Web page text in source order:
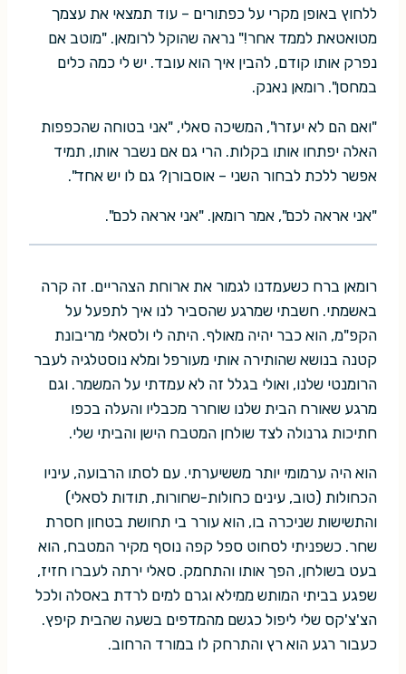
ללחוץ באופן מקרי על כפתורים – עוד תמצאי את עצמך
מטואטאת לממד אחר!" נראה שהוקל לרומאן. "מוטב אם
נפרק אותו קודם, להבין איך הוא עובד. יש לי כמה כלים
במחסן". רומאן נאנק.
"ואם הם לא יעזרו", המשיכה סאלי, "אני בטוחה שהכפפות
האלה יפתחו אותו בקלות. הרי גם אם נשבר אותו, תמיד
אפשר ללכת לבחור השני – אוסבורן? גם לו יש אחד".
"אני אראה לכם", אמר רומאן. "אני אראה לכם".
רומאן ברח כשעמדנו לגמור את ארוחת הצהריים. זה קרה
באשמתי. חשבתי שמרגע שהסביר לנו איך לתפעל על
הקפ"מ, הוא כבר יהיה מאולף. היתה לי ולסאלי מריבונת
קטנה בנושא שהותירה אותי מעורפל ומלא נוסטלגיה לעבר
הרומנטי שלנו, ואולי בגלל זה לא עמדתי על המשמר. וגם
מרגע שאורח הבית שלנו שוחרר מכבליו והעלה בכפו
חתיכות גרנולה לצד שולחן המטבח הישן והביתי שלי.
הוא היה ערמומי יותר מששיערתי. עם לסתו הרבועה, עיניו
הכחולות (טוב, עינים כחולות-שחורות, תודות לסאלי)
והתשישות שניכרה בו, הוא עורר בי תחושת בטחון חסרת
שחר. כשפניתי לסחוט ספל קפה נוסף מקיר המטבח, הוא
בעט בשולחן, הפך אותו והתחמק. סאלי ירתה לעברו חזיז,
שפגע בביתי המותש ממילא וגרם למים לרדת באסלה ולכל
הצ'צ'קס שלי ליפול כגשם מהמדפים בשעה שהבית קיפץ.
כעבור רגע הוא רץ והתרחק לו במורד הרחוב.